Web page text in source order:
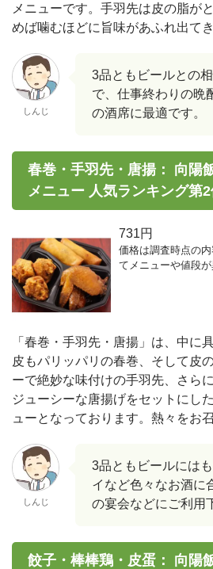
メニューです。手羽先は皮の脂が
めば噛むほどに旨味があふれ出てき
しんじ
3品ともビールとの
で、仕事終わりの晩
の酒席に最適です。
春巻・手羽先・唐揚： 向陽
メニュー 人気ランキング第
731円
価格は調査時点の
てメニューや値段が
「春巻・手羽先・唐揚」は、中に
皮もパリッパリの春巻、そして皮
ーで絶妙な味付けの手羽先、さら
ジューシーな唐揚げをセットにし
ューとなっております。熱々をお
しんじ
3品ともビールには
イなど色々なお酒に
の宴会などにご利用
餃子・棒棒鶏・皮蛋： 向陽